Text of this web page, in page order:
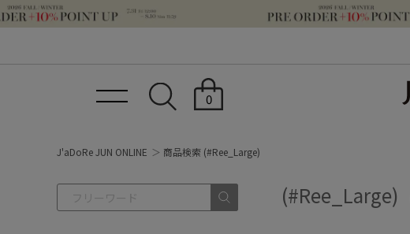
0
J'aDoRe JUN ONLINE 商品検索 (#Ree_Large)
(#Ree_Large)